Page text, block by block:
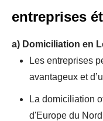
entreprises
a) Domiciliation en
Les entreprises
avantageux et
La domiciliation
d'Europe du